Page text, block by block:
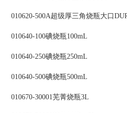
010620-500A超级厚三角烧瓶大口
010640-100碘烧瓶100mL
010640-250碘烧瓶250mL
010640-500碘烧瓶500mL
010670-30001芜菁烧瓶3L